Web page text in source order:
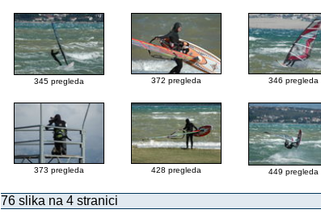
345 pregleda 372 pregleda 346 pregleda
373 pregleda 428 pregleda 449 pregleda
76 slika na 4 stranici